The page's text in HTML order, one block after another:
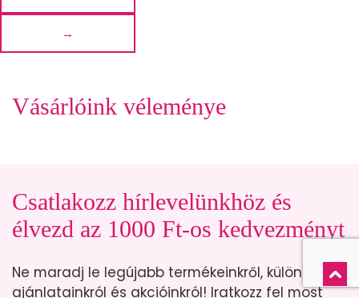
→
Vásárlóink véleménye
Csatlakozz hírlevelünkhöz és
élvezd az 1000 Ft-os kedvezményt
Ne maradj le legújabb termékeinkről, különleges
ajánlatainkról és akcióinkról! Iratkozz fel most